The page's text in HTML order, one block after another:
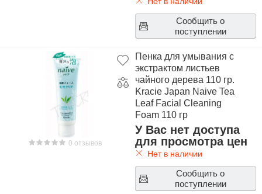
Сообщить о
поступлении
0 отзывов
Пенка для умывания c
экстрактом листьев
чайного дерева 110 гр.
Kracie Japan Naive Tea
Leaf Facial Cleaning
Foam 110 гр
У Вас нет доступа
для просмотра цен
Нет в наличии
Сообщить о
поступлении